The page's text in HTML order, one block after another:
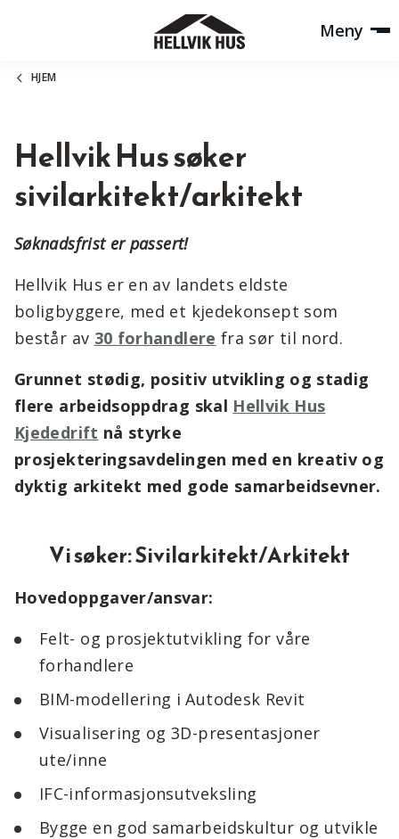
Meny
HJEM
Hellvik Hus søker
sivilarkitekt/arkitekt
Søknadsfrist er passert!
Hellvik Hus er en av landets eldste
boligbyggere, med et kjedekonsept som
består av 30 forhandlere fra sør til nord.
Grunnet stødig, positiv utvikling og stadig
flere arbeidsoppdrag skal Hellvik Hus
Kjededrift nå styrke
prosjekteringsavdelingen med en kreativ og
dyktig arkitekt med gode samarbeidsevner.
Vi søker: Sivilarkitekt/Arkitekt
Hovedoppgaver/ansvar:
Felt- og prosjektutvikling for våre
forhandlere
BIM-modellering i Autodesk Revit
Visualisering og 3D-presentasjoner
ute/inne
IFC-informasjonsutveksling
Bygge en god samarbeidskultur og utvikle